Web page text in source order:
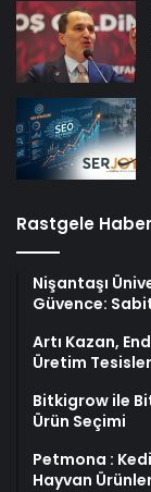
Rastgele
Nişantaşı
Güvence:
Artı Kazan,
Üretim
Bitkigrow ile
Ürün Seçimi
Petmona :
Hayvan